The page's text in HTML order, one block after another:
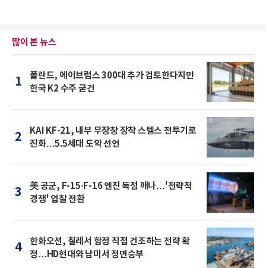
많이 본 뉴스
1
폴란드, 에이브럼스 300대 추가 검토한다지만
한국 K2 수주 굳건
2
KAI KF-21, 내부 무장창 장착 스텔스 전투기로
진화…5.5세대 도약 선언
3
美 공군, F-15·F-16 엔진 독점 깨나…'전략적
경쟁' 입찰 전환
4
한화오션, 칠레서 함정 직접 건조하는 전략 확
정…HD현대와 남미서 정면승부